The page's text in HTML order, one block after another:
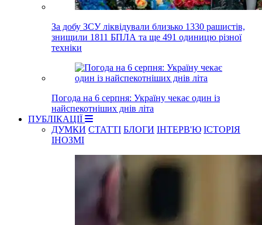
За добу ЗСУ ліквідували близько 1330 рашистів,
знищили 1811 БПЛА та ще 491 одиницю різної
техніки
Погода на 6 серпня: Україну чекає один із
найспекотніших днів літа
ПУБЛІКАЦІЇ
ДУМКИ СТАТТІ БЛОГИ ІНТЕРВ'Ю ІСТОРІЯ
ІНОЗМІ